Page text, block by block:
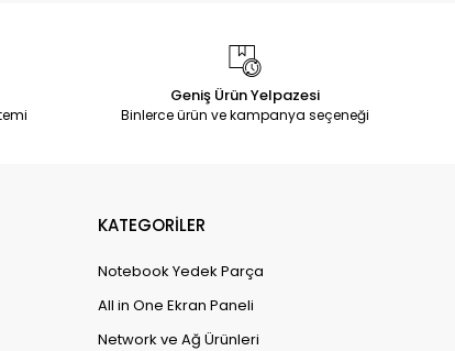
Geniş Ürün Yelpazesi
Binlerce ürün ve kampanya seçeneği
KATEGORİLER
Notebook Yedek Parça
All in One Ekran Paneli
Network ve Ağ Ürünleri